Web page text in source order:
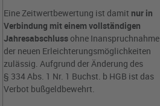
Eine Zeitwertbewertung ist damit nur in
Verbindung mit einem vollständigen
Jahresabschluss ohne Inanspruchnahme
der neuen Erleichterungsmöglichkeiten
zulässig. Aufgrund der Änderung des
§ 334 Abs. 1 Nr. 1 Buchst. b HGB ist das
Verbot bußgeldbewehrt.